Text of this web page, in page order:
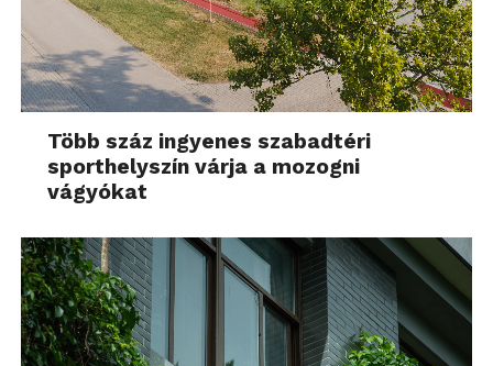
Több száz ingyenes szabadtéri
sporthelyszín várja a mozogni
vágyókat